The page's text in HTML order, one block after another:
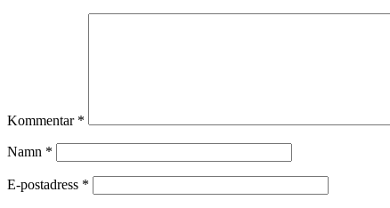
Kommentar *
Namn *
E-postadress *